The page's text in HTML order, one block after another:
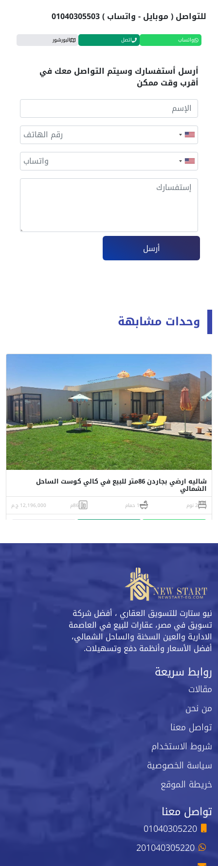
للتواصل ( موبايل - واتساب ) 01040305503
واتساب اتصل البورشور
أرسل أستفسارك وسيتم التواصل معك في
أقرب وقت ممكن
أرسل
وحدات مشابهة
شاليه ارضي بجاردن 86متر للبيع في كالي كوست الساحل
الشمالي
2 نوم 1 حمام 86م 12,196,000 ج.م
نيو ستارت للتسويق العقاري ، أفضل شركة
تسويق في مصر، عقارات للبيع في العاصمة
الادارية والعين السخنة والساحل الشمالي،
أفضل الأسعار وأنظمة دفع وتسهيلات.
روابط سريعة
مقالات
من نحن
تواصل معنا
شروط الاستخدام
سياسة الخصوصية
خريطة الموقع
تواصل معنا
01040305220
201040305220